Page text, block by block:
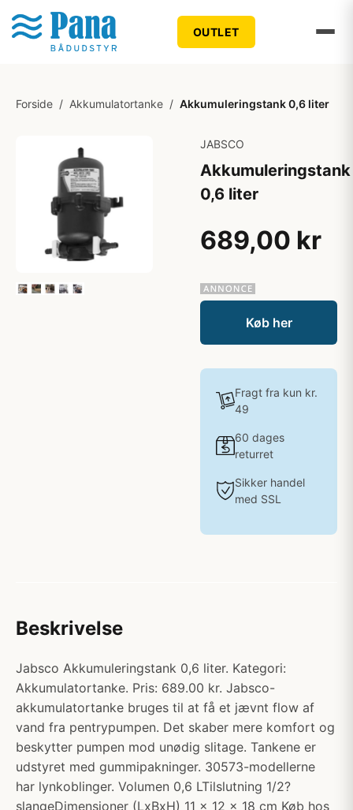
OUTLET
Forside / Akkumulatortanke / Akkumuleringstank 0,6 liter
JABSCO
Akkumuleringstank
0,6 liter
689,00 kr
Køb her
Fragt fra kun kr.
49
60 dages
returret
Sikker handel
med SSL
Beskrivelse
Jabsco Akkumuleringstank 0,6 liter. Kategori:
Akkumulatortanke. Pris: 689.00 kr. Jabsco-
akkumulatortanke bruges til at få et jævnt flow af
vand fra pentrypumpen. Det skaber mere komfort og
beskytter pumpen mod unødig slitage. Tankene er
udstyret med gummipakninger. 30573-modellerne
har lynkoblinger. Volumen 0,6 LTilslutning 1/2?
slangeDimensioner (LxBxH) 11 x 12 x 18 cm Køb hos